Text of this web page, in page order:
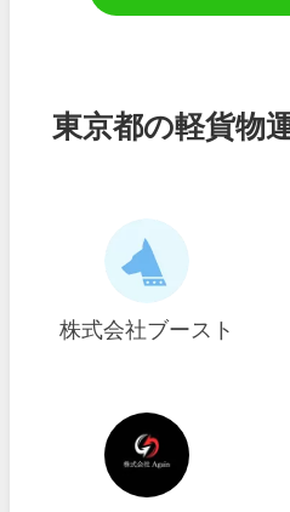
東京都の軽貨物
株式会社ブースト